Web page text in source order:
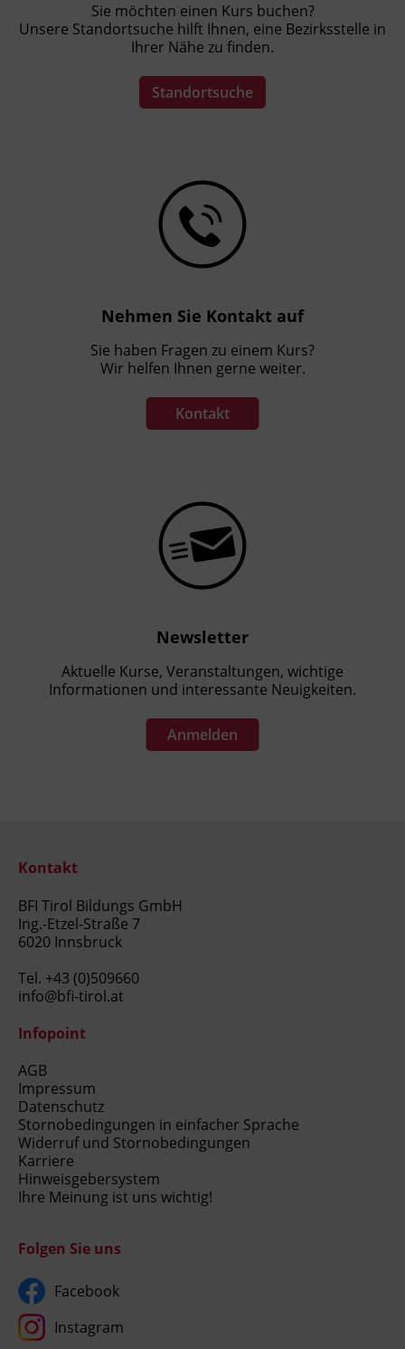
Sie möchten einen Kurs buchen?
Unsere Standortsuche hilft Ihnen, eine Bezirksstelle in
Ihrer Nähe zu finden.
Standortsuche
Nehmen Sie Kontakt auf
Sie haben Fragen zu einem Kurs?
Wir helfen Ihnen gerne weiter.
Kontakt
Newsletter
Aktuelle Kurse, Veranstaltungen, wichtige
Informationen und interessante Neuigkeiten.
Anmelden
Kontakt
BFI Tirol Bildungs GmbH
Ing.-Etzel-Straße 7
6020 Innsbruck
Tel. +43 (0)509660
info@bfi-tirol.at
Infopoint
AGB
Impressum
Datenschutz
Stornobedingungen in einfacher Sprache
Widerruf und Stornobedingungen
Karriere
Hinweisgebersystem
Ihre Meinung ist uns wichtig!
Folgen Sie uns
Facebook
Instagram